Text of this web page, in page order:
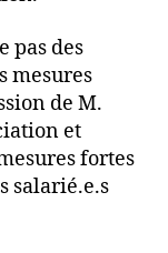
pas des
mesures
de M.
et
fortes
salarié.e.s